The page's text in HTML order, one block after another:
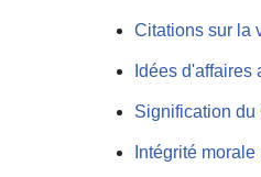
Citations sur la
Idées
Signification du
Intégrité